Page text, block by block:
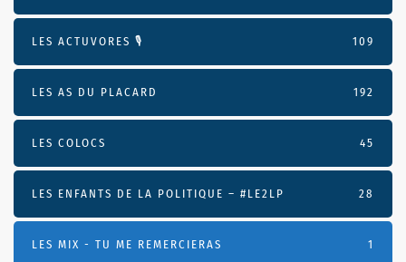
LES ACTUVORES 🎙 109
LES AS DU PLACARD 192
LES COLOCS 45
LES ENFANTS DE LA POLITIQUE – #LE2LP 28
LES MIX - TU ME REMERCIERAS 1